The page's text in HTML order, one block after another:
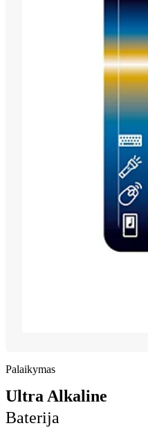
Palaikymas
Ultra Alkaline
Baterija